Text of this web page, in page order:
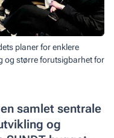
planer for enklere
og større forutsigbarhet for
samlet sentrale
og